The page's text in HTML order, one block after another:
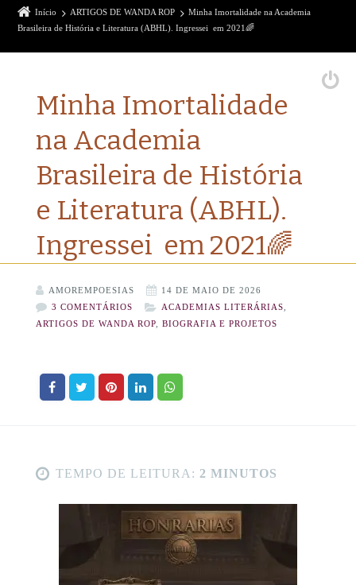
Início ARTIGOS DE WANDA ROP
Minha Imortalidade na Academia
Brasileira de História e Literatura (ABHL). Ingressei em 2021🌈
Minha Imortalidade
na Academia
Brasileira de História
e Literatura (ABHL).
Ingressei em 2021🌈
AMOREMPOESIAS
14 DE MAIO DE 2026
3 COMENTÁRIOS
ACADEMIAS LITERÁRIAS
ARTIGOS DE WANDA ROP, BIOGRAFIA E PROJETOS
TEMPO DE LEITURA: 2 MINUTOS